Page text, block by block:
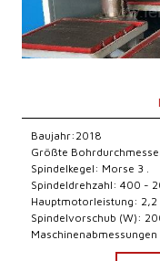
Baujahr:2018
Größte
Spindelkegel: Morse 3 .
Spindeldrehzahl: 400 -
Hauptmotorleistung: 2,2
Spindelvorschub (W):